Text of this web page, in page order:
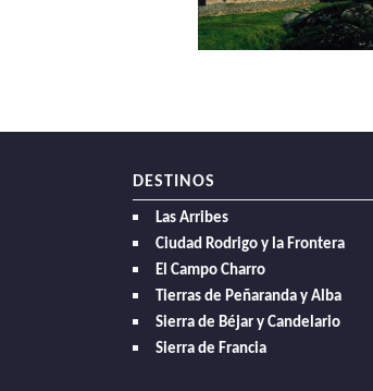
DESTINOS
Las Arribes
Ciudad Rodrigo y la Frontera
El Campo Charro
Tierras de Peñaranda y Alba
Sierra de Béjar y Candelario
Sierra de Francia